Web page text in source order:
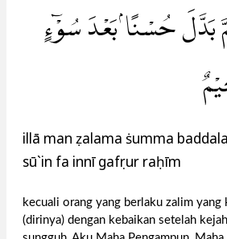
بَدَّلَ حُسْنًاۢ بَعْدَ سُوْۤءٍ
illā man ẓalama ṡumma
sū`in fa innī gafụrur raḥīm
kecuali orang yang berlaku zalim yang
(dirinya) dengan kebaikan setelah